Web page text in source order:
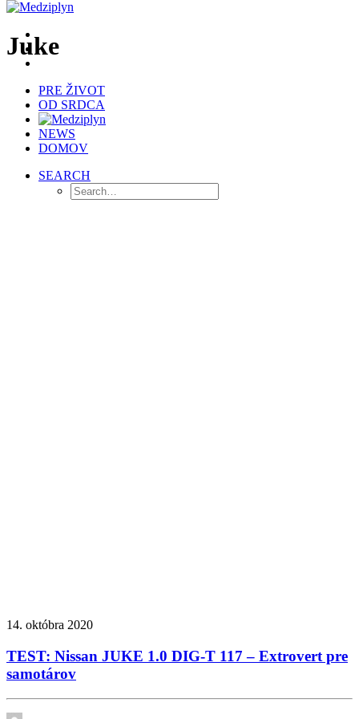
PRE ŽIVOT
OD SRDCA
NEWS
DOMOV
SEARCH
Juke
14. októbra 2020
TEST: Nissan JUKE 1.0 DIG-T 117 – Extrovert pre
samotárov